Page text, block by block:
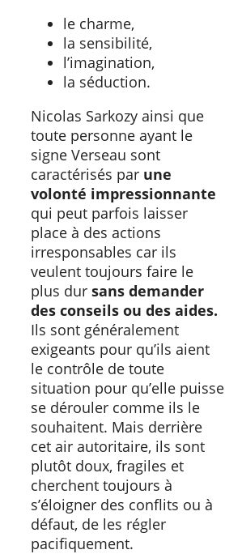
le charme,
la sensibilité,
l’imagination,
la séduction.
Nicolas Sarkozy ainsi que
toute personne ayant le
signe Verseau sont
caractérisés par une
volonté impressionnante
qui peut parfois laisser
place à des actions
irresponsables car ils
veulent toujours faire le
plus dur sans demander
des conseils ou des aides.
Ils sont généralement
exigeants pour qu’ils aient
le contrôle de toute
situation pour qu’elle puisse
se dérouler comme ils le
souhaitent. Mais derrière
cet air autoritaire, ils sont
plutôt doux, fragiles et
cherchent toujours à
s’éloigner des conflits ou à
défaut, de les régler
pacifiquement.